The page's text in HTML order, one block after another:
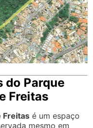
do Parque
Freitas
Freitas é um espaço
mesmo em